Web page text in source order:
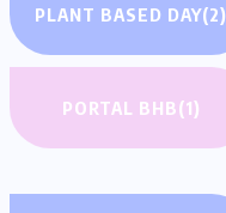
PLANT BASED DAY(2)
PORTAL BHB(1)